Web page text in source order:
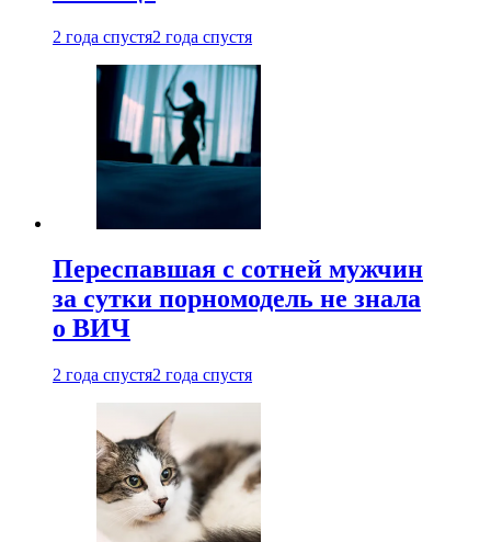
2 года спустя2 года спустя
Переспавшая с сотней мужчин
за сутки порномодель не знала
о ВИЧ
2 года спустя2 года спустя